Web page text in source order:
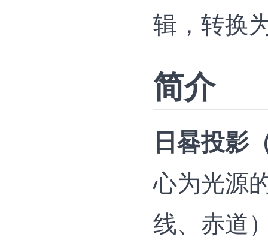
辑，转换
简介
日晷投影
心为光源
线、赤道